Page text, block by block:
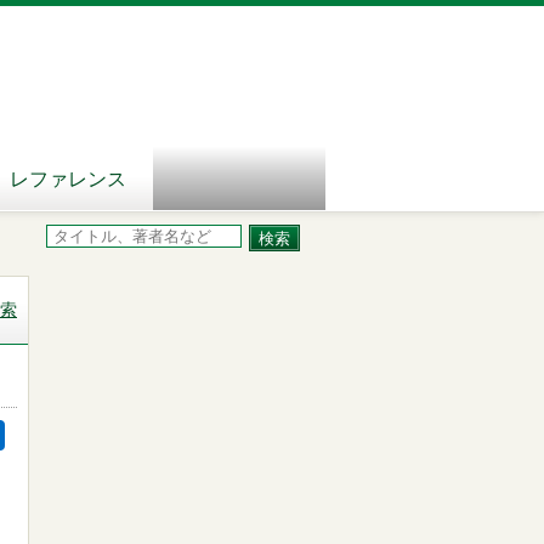
レファレンス